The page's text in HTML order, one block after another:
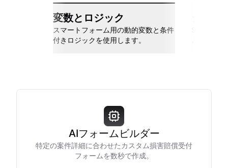
変数とロジック
スマートフォーム用の動的変数と条件
付きロジックを使用します。
AIフォームビルダー
特定の案件詳細に合わせたカスタム損害賠償受付
フォームを数秒で作成。